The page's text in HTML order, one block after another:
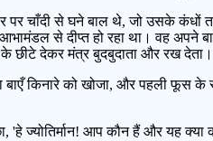
पर चाँदी से घने बाल थे, जो उसके कंधों
से दीप्त हो रहा था। वह अपने
छीटे देकर मंत्र बुदबुदाता और रख
बाएँ किनारे को खोजा, और पहली फूस
'हे ज्योतिर्मान! आप कौन हैं और यह क्या